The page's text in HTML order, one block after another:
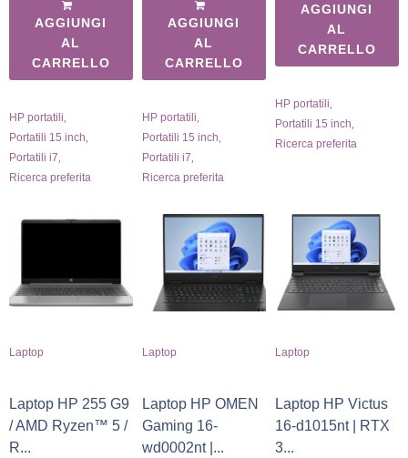
AGGIUNGI
AL
CARRELLO
HP portatili
Portatili 15 inch
Portatili i7
Ricerca preferita
AGGIUNGI
AL
CARRELLO
HP portatili
Portatili 15 inch
Portatili i7
Ricerca preferita
AGGIUNGI
AL
CARRELLO
HP portatili
Portatili 15 inch
Ricerca preferita
Laptop
Laptop HP 255 G9
/ AMD Ryzen™ 5 /
R...
Laptop
Laptop HP OMEN
Gaming 16-
wd0002nt |...
Laptop
Laptop HP Victus
16-d1015nt | RTX
3...